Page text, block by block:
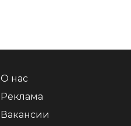
О нас
Реклама
Вакансии